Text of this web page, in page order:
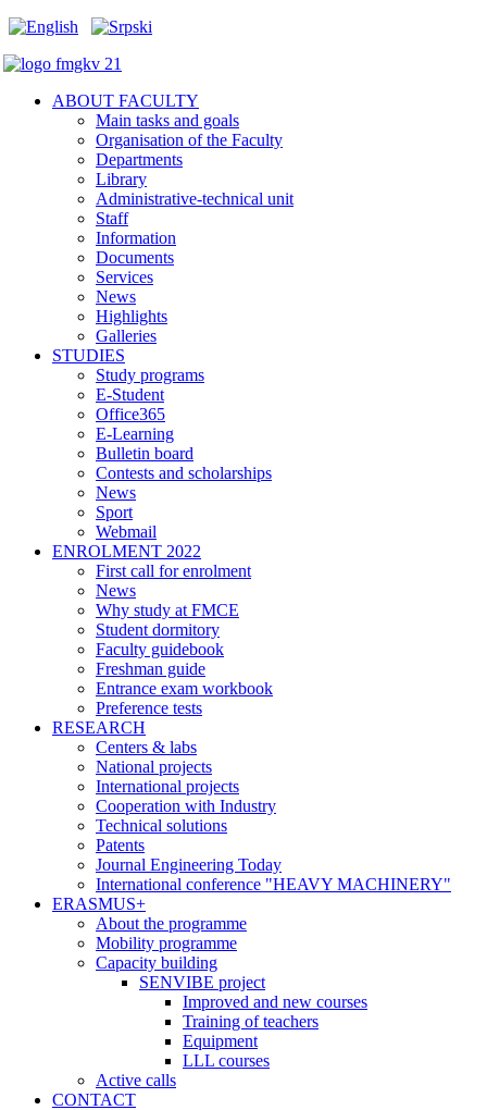
ABOUT FACULTY
Main tasks and goals
Organisation of the Faculty
Departments
Library
Administrative-technical unit
Staff
Information
Documents
Services
News
Highlights
Galleries
STUDIES
Study programs
E-Student
Office365
E-Learning
Bulletin board
Contests and scholarships
News
Sport
Webmail
ENROLMENT 2022
First call for enrolment
News
Why study at FMCE
Student dormitory
Faculty guidebook
Freshman guide
Entrance exam workbook
Preference tests
RESEARCH
Centers & labs
National projects
International projects
Cooperation with Industry
Technical solutions
Patents
Journal Engineering Today
International conference "HEAVY MACHINERY"
ERASMUS+
About the programme
Mobility programme
Capacity building
SENVIBE project
Improved and new courses
Training of teachers
Equipment
LLL courses
Active calls
CONTACT